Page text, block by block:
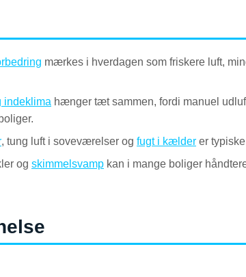
mærkes i hverdagen som friskere luft,
indeklima hænger tæt sammen, fordi manuel
, tung luft i soveværelser og fugt i kælder er
og skimmelsvamp kan i mange boliger